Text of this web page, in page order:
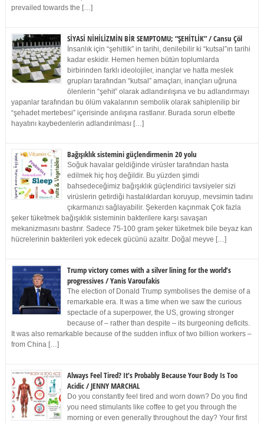
prevailed towards the […]
SİYASİ NİHİLİZMİN BİR SEMPTOMU; “ŞEHİTLİK” / Cansu Çöl
İnsanlık için “şehitlik” in tarihi, denilebilir ki “kutsal”ın tarihi
kadar eskidir. Hemen hemen bütün toplumlarda
birbirinden farklı ideolojiler, inançlar ve hatta meslek
grupları tarafından “kutsal” amaçları, inançları uğruna
ölenlerin “şehit” olarak adlandırılışına ve bu adlandırmayı
yapanlar tarafından bu ölüm vakalarının sembolik olarak sahiplenilip bir
“şehadet mertebesi” içerisinde anılışına rastlanır. Burada sorun elbette
hayatını kaybedenlerin adlandırılması […]
Bağışıklık sistemini güçlendirmenin 20 yolu
Soğuk havalar geldiğinde virüsler tarafından hasta
edilmek hiç hoş değildir. Bu yüzden şimdi
bahsedeceğimiz bağışıklık güçlendirici tavsiyeler sizi
virüslerin getirdiği hastalıklardan koruyup, mevsimin tadını
çıkarmanızı sağlayabilir. Şekerden kaçınmak Çok fazla
şeker tüketmek bağışıklık sisteminin bakterilere karşı savaşan
mekanizmasını bastırır. Sadece 75-100 gram şeker tüketmek bile beyaz kan
hücrelerinin bakterileri yok edecek gücünü azaltır. Doğal meyve […]
Trump victory comes with a silver lining for the world’s
progressives / Yanis Varoufakis
The election of Donald Trump symbolises the demise of a
remarkable era. It was a time when we saw the curious
spectacle of a superpower, the US, growing stronger
because of – rather than despite – its burgeoning deficits.
It was also remarkable because of the sudden influx of two billion workers –
from China […]
Always Feel Tired? It’s Probably Because Your Body Is Too
Acidic / JENNY MARCHAL
Do you constantly feel tired and worn down? Do you find
you need stimulants like coffee to get you through the
morning or even generally throughout the day? Your first